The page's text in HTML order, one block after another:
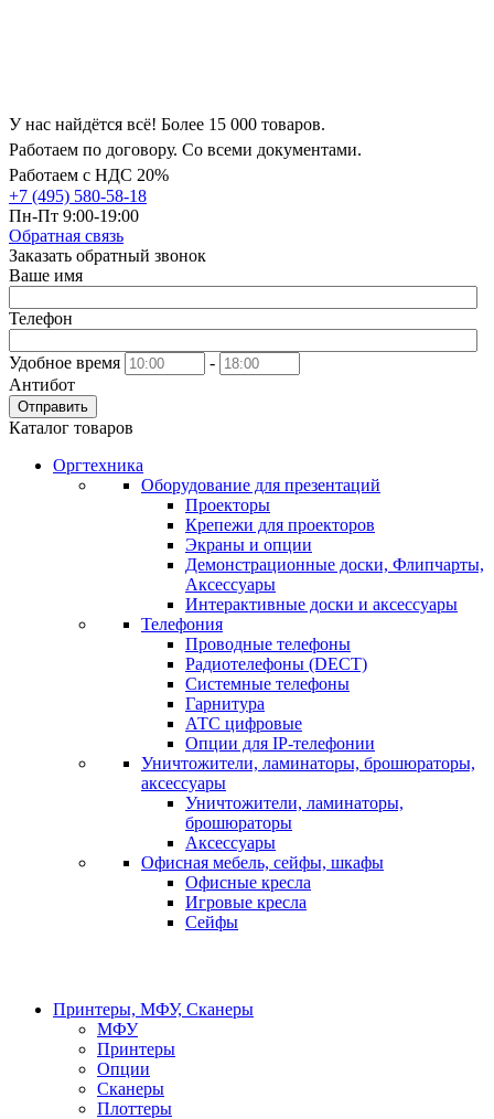
У нас найдётся всё! Более 15 000 товаров.
Работаем по договору. Со всеми документами.
Работаем с НДС 20%
+7 (495) 580-58-18
Пн-Пт 9:00-19:00
Обратная связь
Заказать обратный звонок
Ваше имя
Телефон
Удобное время
-
Антибот
Отправить
Каталог товаров
Оргтехника
Оборудование для презентаций
Проекторы
Крепежи для проекторов
Экраны и опции
Демонстрационные доски, Флипчарты,
Аксессуары
Интерактивные доски и аксессуары
Телефония
Проводные телефоны
Радиотелефоны (DECT)
Системные телефоны
Гарнитура
АТС цифровые
Опции для IP-телефонии
Уничтожители, ламинаторы, брошюраторы,
аксессуары
Уничтожители, ламинаторы,
брошюраторы
Аксессуары
Офисная мебель, сейфы, шкафы
Офисные кресла
Игровые кресла
Сейфы
Принтеры, МФУ, Сканеры
МФУ
Принтеры
Опции
Сканеры
Плоттеры